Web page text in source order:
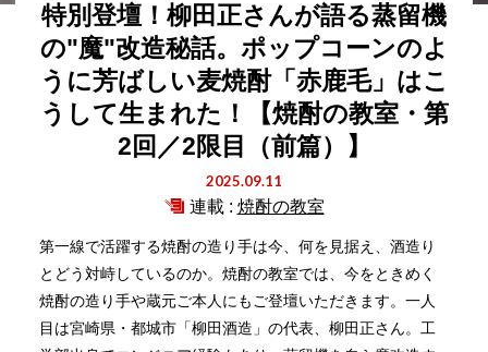
特別登壇！柳田正さんが語る蒸留機
の"魔"改造秘話。ポップコーンのよ
うに芳ばしい麦焼酎「赤鹿毛」はこ
うして生まれた！【焼酎の教室・第
2回／2限目（前篇）】
2025.09.11
連載 : 焼酎の教室
第一線で活躍する焼酎の造り手は今、何を見据え、酒造り
とどう対峙しているのか。焼酎の教室では、今をときめく
焼酎の造り手や蔵元ご本人にもご登壇いただきます。一人
目は宮崎県・都城市「柳田酒造」の代表、柳田正さん。工